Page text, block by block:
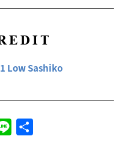
Low Sashiko
Line